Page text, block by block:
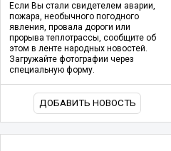
Если Вы стали свидетелем аварии,
пожара, необычного погодного
явления, провала дороги или
прорыва теплотрассы, сообщите об
этом в ленте народных новостей.
Загружайте фотографии через
специальную форму.
ДОБАВИТЬ НОВОСТЬ